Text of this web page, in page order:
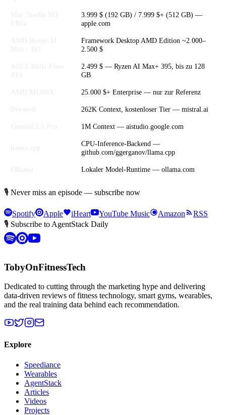
3.999 $ (192 GB) / 7.999 $+ (512 GB) —
apple.com
Framework Desktop AMD Edition ~2.000–
2.500 $
2.499 $ — Ryzen AI Max+ 395, bis zu 128
GB
25.000 $+ Enterprise — nur zur Referenz
262K Context, kostenloser Tier — mistral.ai
1M Context — aistudio.google.com
CPU-Inference-Backend —
github.com/ggerganov/llama.cpp
Lokaler Model-Runtime — ollama.com
🎙 Never miss an episode — subscribe now
Spotify Apple iHeart YouTube Music Amazon
RSS
🎙 Subscribe to AgentStack Daily
TobyOnFitnessTech
Dedicated to cutting through the marketing hype and delivering
data-driven reviews of fitness technology, smart gyms, wearables,
and the real training data behind each recommendation.
Explore
Speediance
Wearables
AgentStack
Articles
Videos
Projects